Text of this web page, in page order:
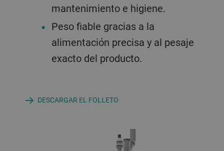
mantenimiento e higiene.
Peso fiable gracias a la
alimentación precisa y al pesaje
exacto del producto.
DESCARGAR EL FOLLETO